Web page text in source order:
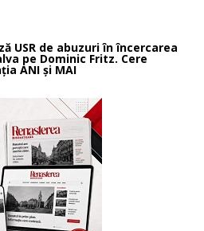
USR de abuzuri în încercarea
pe Dominic Fritz. Cere
ANI și MAI